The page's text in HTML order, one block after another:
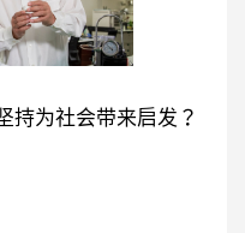
持为社会带来启发？